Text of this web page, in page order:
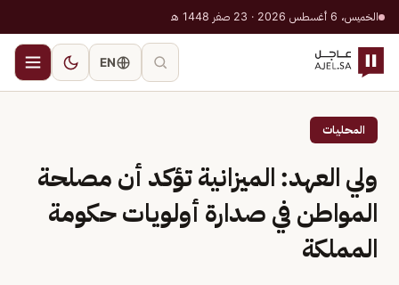
الخميس، 6 أغسطس 2026 · 23 صفر 1448 هـ
EN
المحليات
ولي العهد: الميزانية تؤكد أن مصلحة
المواطن في صدارة أولويات حكومة
المملكة